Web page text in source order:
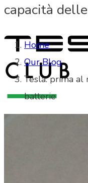
capacità
Home
Our Blog
Tesla: prima al
batterie